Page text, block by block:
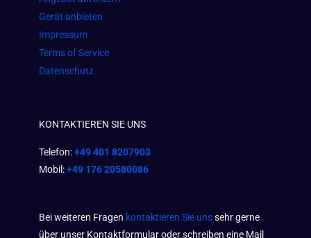
Gerät anbieten
Impressum
Terms of Service
Datenschutz
KONTAKTIEREN SIE UNS
Telefon:+49 401 8207903
Mobil:+49 176 20580086
Bei weiteren Fragen kontaktieren Sie unssehr gerne
über unser Kontaktformular oder schreiben eine Mail